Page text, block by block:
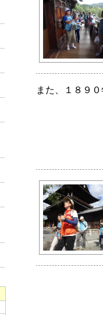
また、１８９